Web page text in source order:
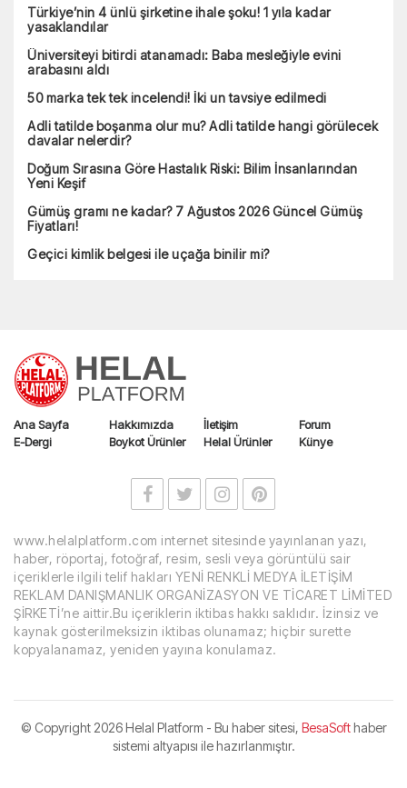
Türkiye’nin 4 ünlü şirketine ihale şoku! 1 yıla kadar
yasaklandılar
Üniversiteyi bitirdi atanamadı: Baba mesleğiyle evini
arabasını aldı
50 marka tek tek incelendi! İki un tavsiye edilmedi
Adli tatilde boşanma olur mu? Adli tatilde hangi görülecek
davalar nelerdir?
Doğum Sırasına Göre Hastalık Riski: Bilim İnsanlarından
Yeni Keşif
Gümüş gramı ne kadar? 7 Ağustos 2026 Güncel Gümüş
Fiyatları!
Geçici kimlik belgesi ile uçağa binilir mi?
Ana Sayfa Hakkımızda İletişim
Forum
E-Dergi
Boykot Ürünler Helal Ürünler Künye
www.helalplatform.com internet sitesinde yayınlanan yazı,
haber, röportaj, fotoğraf, resim, sesli veya görüntülü sair
içeriklerle ilgili telif hakları YENİ RENKLİ MEDYA İLETİŞİM
REKLAM DANIŞMANLIK ORGANİZASYON VE TİCARET LİMİTED
ŞİRKETİ’ne aittir.Bu içeriklerin iktibas hakkı saklıdır. İzinsiz ve
kaynak gösterilmeksizin iktibas olunamaz; hiçbir surette
kopyalanamaz, yeniden yayına konulamaz.
© Copyright2026 Helal Platform - Bu haber sitesi, BesaSofthaber
sistemi altyapısı ile hazırlanmıştır.